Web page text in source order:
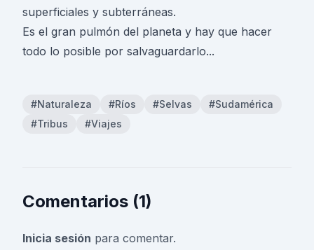
superficiales y subterráneas.
Es el gran pulmón del planeta y hay que hacer
todo lo posible por salvaguardarlo...
#Naturaleza #Ríos #Selvas
#Sudamérica
#Tribus
#Viajes
Comentarios (1)
Inicia sesión para comentar.